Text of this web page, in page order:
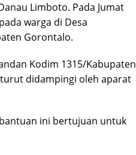
Limboto. Pada Jumat
warga di Desa
Gorontalo.
Kodim 1315/Kabupaten
turut didampingi oleh aparat
ini bertujuan untuk